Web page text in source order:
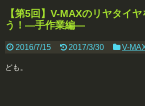
【第5回】V-MAXのリヤタイ
う！―手作業編―
2016/7/15 2017/3/30 V-
ども。